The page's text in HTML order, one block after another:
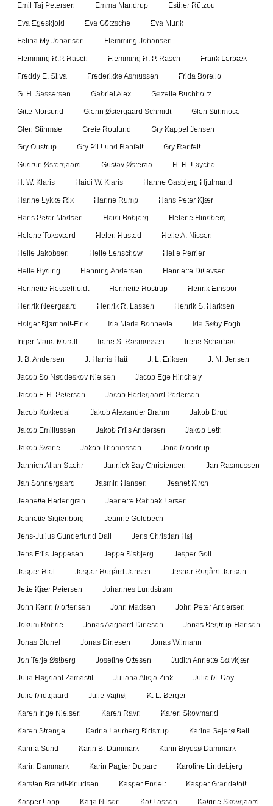
Emil Taj Petersen Emma Mandrup Esther Rützou
Eva Egeskjold Eva Götzsche Eva Munk
Felina My Johansen Flemming Johansen
Flemming R.P. Rasch Flemming R. P. Rasch Frank Lerbæk
Freddy E. Silva Frederikke Asmussen Frida Borello
G. H. Sassersen Gabriel Alex Gazelle Buchholtz
Gitte Morsund Glenn Østergaard Schmidt Glen Stihmose
Glen Stihmøe Grete Roulund Gry Kappel Jensen
Gry Oustrup Gry Pil Lund Ranfelt Gry Ranfelt
Gudrun Østergaard Gustav Østeraa H. H. Løyche
H. W. Klaris Haidi W. Klaris Hanne Gasbjerg Hjulmand
Hanne Lykke Rix Hanne Rump Hans Peter Kjær
Hans Peter Madsen Heidi Bobjerg Helene Hindberg
Helene Toksværd Helen Husted Helle A. Nissen
Helle Jakobsen Helle Lenschow Helle Perrier
Helle Ryding Henning Andersen Henriette Ditlevsen
Henriette Hesselholdt Henriette Rostrup Henrik Einspor
Henrik Neergaard Henrik R. Lassen Henrik S. Harksen
Holger Bjørnholt-Fink Ida Maria Bonnevie Ida Søby Fogh
Inger Marie Morell Irene S. Rasmussen Irene Scharbau
J. B. Andersen J. Harris Hatt J. L. Eriksen J. M. Jensen
Jacob Bo Nøddeskov Nielsen Jacob Ege Hinchely
Jacob F. H. Petersen Jacob Hedegaard Pedersen
Jacob Kokkedal Jakob Alexander Brahm Jakob Drud
Jakob Emiliussen Jakob Friis Andersen Jakob Leth
Jakob Svane Jakob Thomassen Jane Mondrup
Jannich Allan Stæhr Jannick Bay Christensen Jan Rasmussen
Jan Sonnergaard Jasmin Hansen Jeanet Kirch
Jeanette Hedengran Jeanette Rahbek Larsen
Jeanette Sigtenborg Jeanne Goldbech
Jens-Julius Gunderlund Dall Jens Christian Høj
Jens Friis Jeppesen Jeppe Bisbjerg Jesper Goll
Jesper Riel Jesper Rugård Jensen Jesper Rugård Jensen
Jette Kjær Petersen Johannes Lundstrøm
John Kenn Mortensen John Madsen John Peter Andersen
Jokum Rohde Jonas Aagaard Dinesen Jonas Begtrup-Hansen
Jonas Blunel Jonas Dinesen Jonas Wilmann
Jon Terje Østberg Josefine Ottesen Judith Annette Sølvkjær
Julia Høgdahl Zamastil Juliana Alicja Zink Julie M. Day
Julie Midtgaard Julie Vajhøj K. L. Berger
Karen Inge Nielsen Karen Ravn Karen Skovmand
Karen Strange Karina Laurberg Bidstrup Karina Sejerø Bell
Karina Sund Karin B. Dammark Karin Brydsø Dammark
Karin Dammark Karin Pagter Duparc Karoline Lindebjerg
Karsten Brandt-Knudsen Kasper Endelt Kasper Grandetoft
Kasper Lapp Katja Nilsen Kat Lassen Katrine Skovgaard